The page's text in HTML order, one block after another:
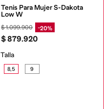
Tenis Para Mujer S-Dakota
Low W
$1.099.900 20%
$879.920
Talla
8,5 9